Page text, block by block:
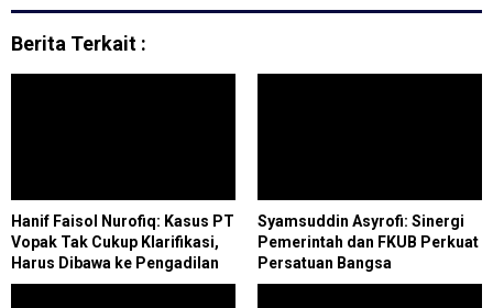
Berita Terkait :
Hanif Faisol Nurofiq: Kasus PT
Vopak Tak Cukup Klarifikasi,
Harus Dibawa ke Pengadilan
Syamsuddin Asyrofi: Sinergi
Pemerintah dan FKUB Perkuat
Persatuan Bangsa